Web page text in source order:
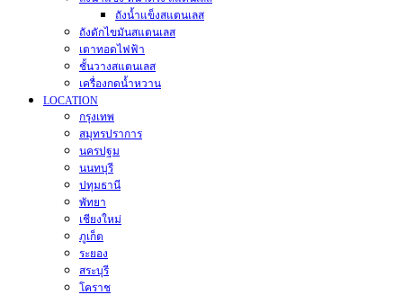
ถังน้ำแข็งสแตนเลส
ถังดักไขมันสแตนเลส
เตาทอดไฟฟ้า
ชั้นวางสแตนเลส
เครื่องกดน้ำหวาน
LOCATION
กรุงเทพ
สมุทรปราการ
นครปฐม
นนทบุรี
ปทุมธานี
พัทยา
เชียงใหม่
ภูเก็ต
ระยอง
สระบุรี
โคราช